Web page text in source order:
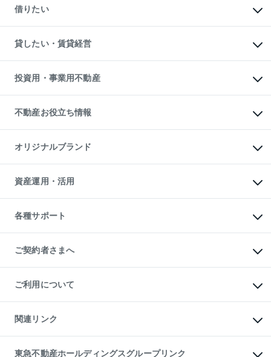
中古一戸建ての購入
不動産購入の流れ
注目キーワード物件特集
購入ガイド
English 繁体中文簡体中文
一戸建ての売却・査定
土地の売却・査定
スピードAI査定
不動産査定について
不動産売却の流れ
不動産買換えの流れ
売却ガイド
借りたい
オフィス・店舗の賃貸
借りるときの流れ
借りるガイド
貸したい・賃貸経営
マンション賃料データ
賃貸管理プラン
リロケーションについて
貸すガイド
投資用・事業用不動産
事業用不動産
マンション投資
投資用マンション
アパート経営
収益物件
ビル購入（ビル一棟）
投資用不動産の売却査定
事業用不動産の売却査定
不動産お役立ち情報
マンションライブラリー
人気マンションランキング
暮らしに役立つ不動産メディア
不動産相場・不動産価格情報
不動産コラム・ニュース
不動産用語集
不動産なんでもネット相談室
住まいの税金
オリジナルブランド
一棟リノベーションマンション
L`GENTE（ルジェンテ）
区分リノベーションマンション
投資用一棟レジデンスWELL
不動産小口投資
LEGACIA（レガシア）
資産運用・活用
不動産M&A
アセットマネジメント・出資
各種サポート
相続サポート
リフォームサポート
ご契約者さまへ
ご紹介・再契約特典
入居者様専用-各種ご案内（賃貸）
東急こすもす会「こすもすWeb」
ご利用について
金融商品取引について
東急リバブル ソーシャルメディアポリシー
ご意見・お問い合わせ（金融商品取引専用の相談・お問い合わせ窓口）
ダイレクトメール（郵送物）・Eメールなどの送付停止について
関連リンク
これからご結婚される方に東急百貨店のブライダルクラブ
東急不動産ホールディングスグループリンク